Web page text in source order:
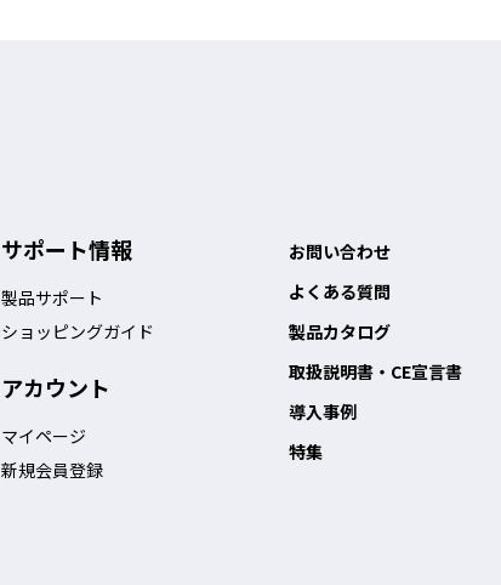
サポート情報
製品サポート
ショッピングガイド
アカウント
マイページ
新規会員登録
お問い合わせ
よくある質問
製品カタログ
取扱説明書・CE宣言書
導入事例
特集